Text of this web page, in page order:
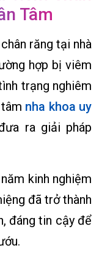
Tâm
răng tại nhà
hợp bị viêm
trạng nghiêm
nha khoa uy
ra giải pháp
kinh nghiệm
đã trở thành
đáng tin cậy để